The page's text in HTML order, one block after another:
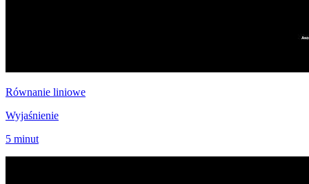
Równanie liniowe
Wyjaśnienie
5 minut